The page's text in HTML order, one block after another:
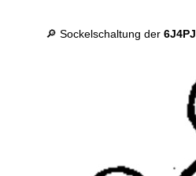
🔎 Sockelschaltung der6J4PJ